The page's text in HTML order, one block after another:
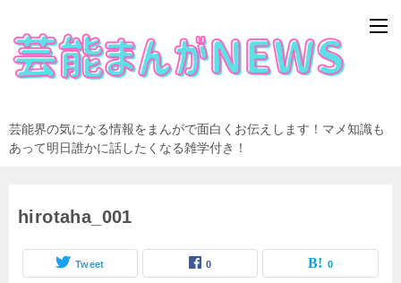
芸能界の気になる情報をまんがで面白くお伝えします！マメ知識も
あって明日誰かに話したくなる雑学付き！
hirotaha_001
Tweet 0 0